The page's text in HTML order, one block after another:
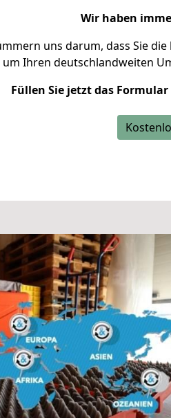
Wir haben
uns darum, dass Sie
um Ihren deutschlandweiten
Füllen Sie jetzt das Formular